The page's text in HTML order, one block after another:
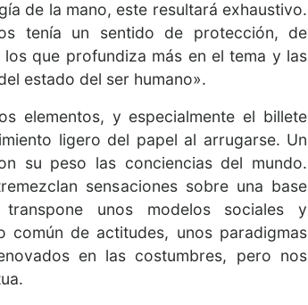
de la mano, este resultará exhaustivo.
tenía un sentido de protección, de
que profundiza más en el tema y las
estado del ser humano».
elementos, y especialmente el billete
ligero del papel al arrugarse. Un
su peso las conciencias del mundo.
sensaciones sobre una base
transpone unos modelos sociales y
común de actitudes, unos paradigmas
en las costumbres, pero nos